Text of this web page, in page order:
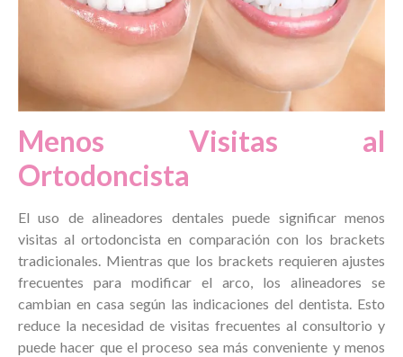
Menos Visitas al
Ortodoncista
El uso de alineadores dentales puede significar menos
visitas al ortodoncista en comparación con los brackets
tradicionales. Mientras que los brackets requieren ajustes
frecuentes para modificar el arco, los alineadores se
cambian en casa según las indicaciones del dentista. Esto
reduce la necesidad de visitas frecuentes al consultorio y
puede hacer que el proceso sea más conveniente y menos